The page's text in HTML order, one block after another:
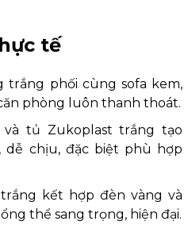
tế
trắng phối cùng sofa kem,
phòng luôn thanh thoát.
tủ Zukoplast trắng tạo
dễ chịu, đặc biệt phù hợp
kết hợp đèn vàng và
thể sang trọng, hiện đại.